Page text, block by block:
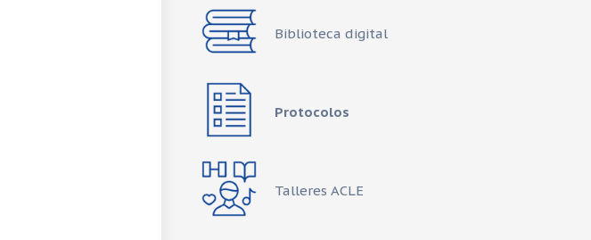
Biblioteca digital
Protocolos
Talleres ACLE